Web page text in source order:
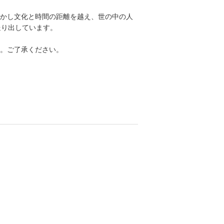
し文化と時間の距離を越え、世の中の人
出しています。
ご了承ください。